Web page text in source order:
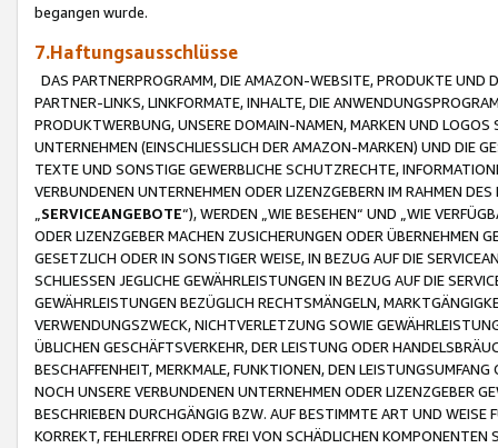
begangen wurde.
7.Haftungsausschlüsse
DAS PARTNERPROGRAMM, DIE AMAZON-WEBSITE, PRODUKTE UND
PARTNER-LINKS, LINKFORMATE, INHALTE, DIE
PRODUKTWERBUNG, UNSERE DOMAIN-NAMEN, MARKEN UND
UNTERNEHMEN (EINSCHLIESSLICH DER AMAZON-MARKEN) UND DIE
TEXTE UND SONSTIGE GEWERBLICHE SCHUTZRECHTE,
VERBUNDENEN UNTERNEHMEN ODER LIZENZGEBERN IM RAHMEN
SERVICEANGEBOTE“), WERDEN „WIE BESEHEN“ UND „WIE
ODER LIZENZGEBER MACHEN ZUSICHERUNGEN ODER ÜBERNEHMEN
GESETZLICH ODER IN SONSTIGER WEISE, IN BEZUG AUF DIE
SCHLIESSEN JEGLICHE GEWÄHRLEISTUNGEN IN BEZUG AUF DIE
GEWÄHRLEISTUNGEN BEZÜGLICH RECHTSMÄNGELN,
VERWENDUNGSZWECK, NICHTVERLETZUNG SOWIE
ÜBLICHEN GESCHÄFTSVERKEHR, DER LEISTUNG ODER
BESCHAFFENHEIT, MERKMALE, FUNKTIONEN, DEN
NOCH UNSERE VERBUNDENEN UNTERNEHMEN ODER LIZENZGEBER
BESCHRIEBEN DURCHGÄNGIG BZW. AUF BESTIMMTE ART UND
KORREKT, FEHLERFREI ODER FREI VON SCHÄDLICHEN